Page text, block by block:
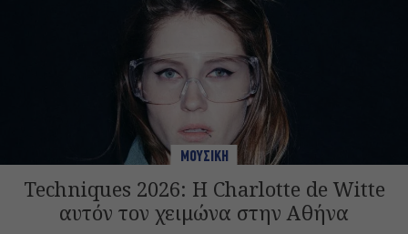
ΜΟΥΣΙΚΗ
Techniques 2026: Η Charlotte de Witte
αυτόν τον χειμώνα στην Αθήνα